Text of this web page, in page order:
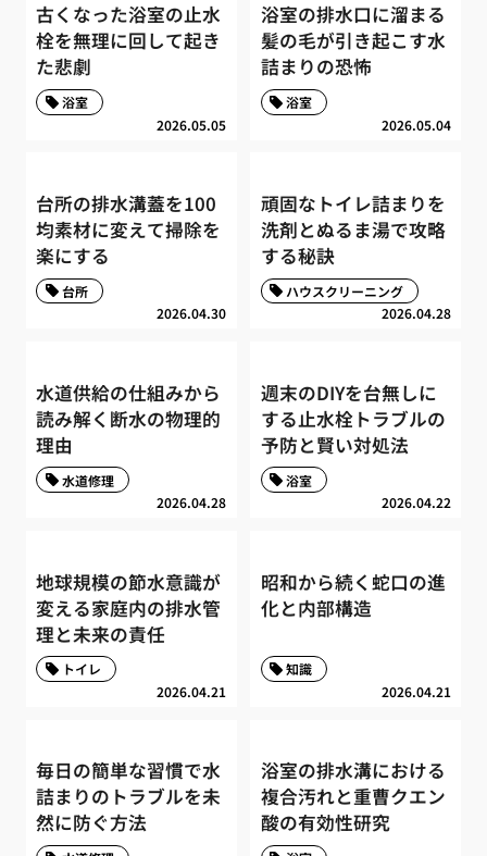
古くなった浴室の止水
栓を無理に回して起き
た悲劇
2026.05.05
浴室
浴室の排水口に溜まる
髪の毛が引き起こす水
詰まりの恐怖
2026.05.04
浴室
台所の排水溝蓋を100
均素材に変えて掃除を
楽にする
2026.04.30
台所
頑固なトイレ詰まりを
洗剤とぬるま湯で攻略
する秘訣
2026.04.28
ハウスクリーニング
水道供給の仕組みから
読み解く断水の物理的
理由
2026.04.28
水道修理
週末のDIYを台無しに
する止水栓トラブルの
予防と賢い対処法
2026.04.22
浴室
地球規模の節水意識が
変える家庭内の排水管
理と未来の責任
2026.04.21
トイレ
昭和から続く蛇口の進
化と内部構造
2026.04.21
知識
毎日の簡単な習慣で水
詰まりのトラブルを未
然に防ぐ方法
浴室の排水溝における
複合汚れと重曹クエン
酸の有効性研究